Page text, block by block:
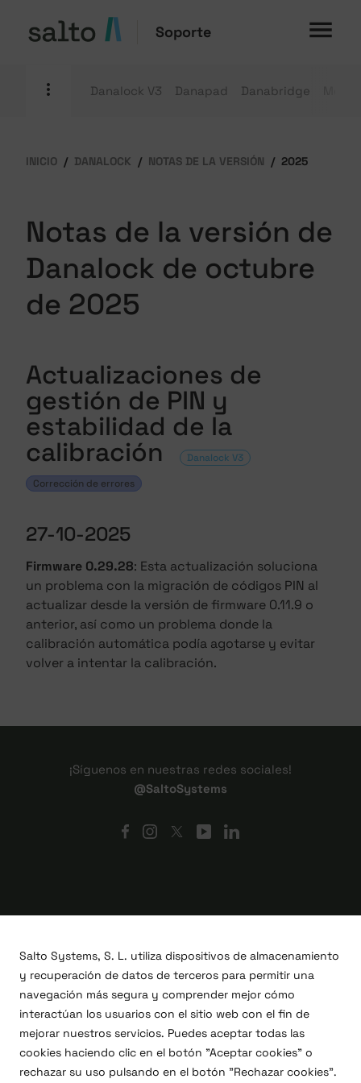
Soporte
Danalock V3 Danapad Danabridge
INICIO DANALOCK NOTAS DE LA VERSIÓN 2025
Notas de la versión de
Danalock de octubre
de 2025
Actualizaciones de
gestión de PIN y
estabilidad de la
calibración
Danalock V3
Corrección de errores
27-10-2025
Firmware 0.29.28: Esta actualización soluciona
un problema con la migración de códigos PIN al
actualizar desde la versión de firmware 0.11.9 o
anterior, así como un problema donde la
calibración automática podía agotarse y evitar
volver a intentar la calibración.
¡Síguenos en nuestras redes sociales!
@SaltoSystems
Proyectos I+D+i
Legal
Salto Systems, S. L. utiliza dispositivos de almacenamiento
y recuperación de datos de terceros para permitir una
navegación más segura y comprender mejor cómo
interactúan los usuarios con el sitio web con el fin de
mejorar nuestros servicios. Puedes aceptar todas las
cookies haciendo clic en el botón "Aceptar cookies" o
rechazar su uso pulsando en el botón "Rechazar cookies".